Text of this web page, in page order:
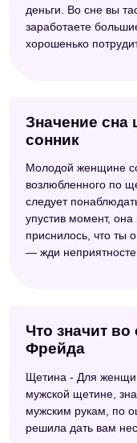
деньги. Во сне вы
заработаете
хорошенько
Значение сна
сонник
Молодой женщине
возлюбленного по
следует
упустив момент, она
приснилось, что ты
— жди
Что значит
Фрейда
Щетина - Для
мужской щетине,
мужским рукам, по
решила дать вам